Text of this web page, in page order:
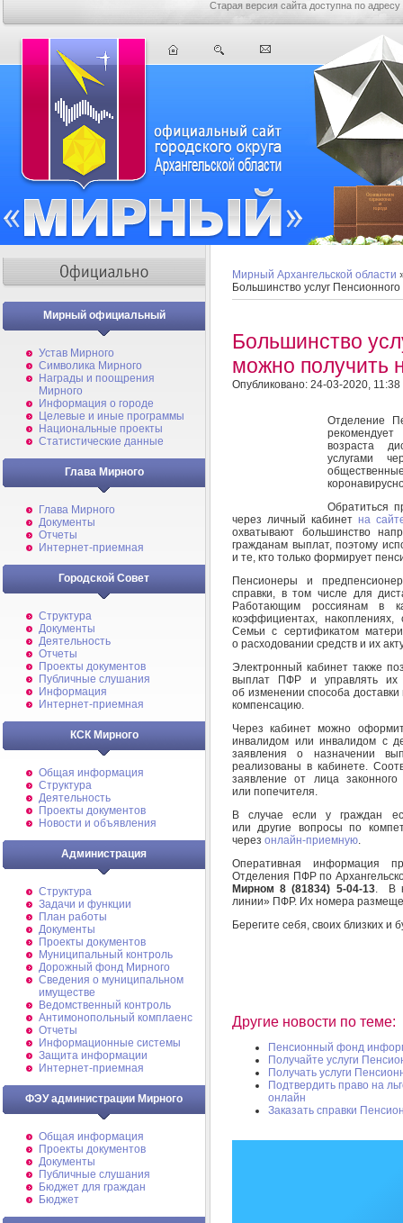
Старая версия сайта доступна по адресу
Мирный официальный
Устав Мирного
Символика Мирного
Награды и поощрения
Мирного
Информация о городе
Целевые и иные программы
Национальные проекты
Статистические данные
Глава Мирного
Глава Мирного
Документы
Отчеты
Интернет-приемная
Городской Совет
Структура
Документы
Деятельность
Отчеты
Проекты документов
Публичные слушания
Информация
Интернет-приемная
КСК Мирного
Общая информация
Структура
Деятельность
Проекты документов
Новости и объявления
Администрация
Структура
Задачи и функции
План работы
Документы
Проекты документов
Муниципальный контроль
Дорожный фонд Мирного
Cведения о муниципальном
имуществе
Ведомственный контроль
Антимонопольный комплаенс
Отчеты
Информационные системы
Защита информации
Интернет-приемная
ФЭУ администрации Мирного
Общая информация
Проекты документов
Документы
Публичные слушания
Бюджет для граждан
Бюджет
Мирный Архангельской области
Большинство услуг
Большинство
можно получить
Опубликовано: 24-03-2020, 11:38
Отделение
возраста
услугами
Обратиться
через личный кабинетна
охватывают большинство
гражданам выплат, поэтому
и те, кто только формирует
Пенсионеры и
справки, в том числе для
Работающим россиянам в
коэффициентах,
Семьи с сертификатом
о расходовании средств и их
Электронный кабинет также
выплат ПФР и управлять их
об изменении способа
компенсацию.
Через кабинет можно
инвалидом или инвалидом с
заявления о назначении
реализованы в кабинете.
заявление от лица
или попечителя.
В случае если у граждан
или другие вопросы по
через онлайн-приемную.
Оперативная информация
Отделения ПФР по
Мирном 8 (81834) 5-04-13.
В
линии» ПФР. Их номера
Берегите себя, своих близких и
Другие новости по теме:
Пенсионный фонд
Получайте услуги
Получать услуги
Подтвердить право на
онлайн
Заказать справки